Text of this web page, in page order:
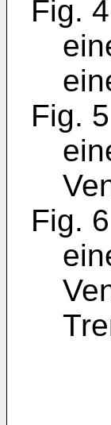
Fig. 4
Fig. 5
Fig. 6